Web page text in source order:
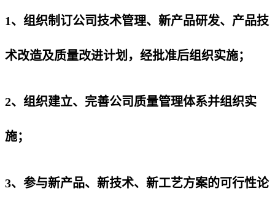
1、组织制订公司技术管理、新产品研发、产品技
术改造及质量改进计划，经批准后组织实施；
2、组织建立、完善公司质量管理体系并组织实
施；
3、参与新产品、新技术、新工艺方案的可行性论